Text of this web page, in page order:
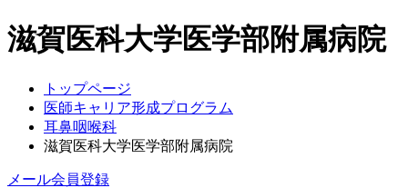
滋賀医科大学医学部附属病院
トップページ
医師キャリア形成プログラム
耳鼻咽喉科
滋賀医科大学医学部附属病院
メール会員登録